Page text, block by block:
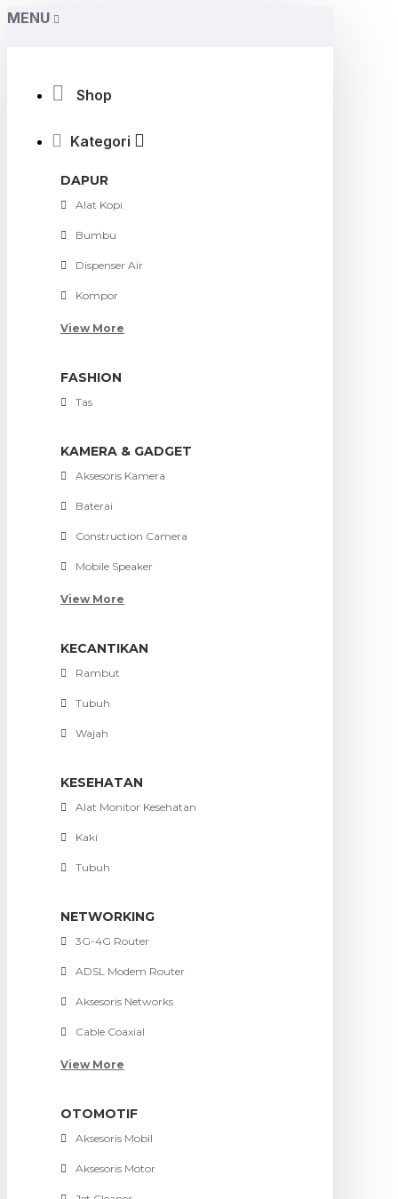
MENU
Shop
Kategori
DAPUR
Alat Kopi
Bumbu
Dispenser Air
Kompor
View More
FASHION
Tas
KAMERA & GADGET
Aksesoris Kamera
Baterai
Construction Camera
Mobile Speaker
View More
KECANTIKAN
Rambut
Tubuh
Wajah
KESEHATAN
Alat Monitor Kesehatan
Kaki
Tubuh
NETWORKING
3G-4G Router
ADSL Modem Router
Aksesoris Networks
Cable Coaxial
View More
OTOMOTIF
Aksesoris Mobil
Aksesoris Motor